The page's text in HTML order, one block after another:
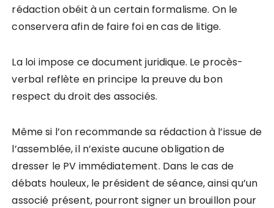
rédaction obéit à un certain formalisme. On le
conservera afin de faire foi en cas de litige.
La loi impose ce document juridique. Le procès-
verbal reflète en principe la preuve du bon
respect du droit des associés.
Même si l’on recommande sa rédaction à l’issue de
l’assemblée, il n’existe aucune obligation de
dresser le PV immédiatement. Dans le cas de
débats houleux, le président de séance, ainsi qu’un
associé présent, pourront signer un brouillon pour